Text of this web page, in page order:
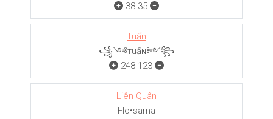
38 35
Tuấn
꧁༺тuấɴ༻꧂
248 123
Liên Quân
Flo•sama